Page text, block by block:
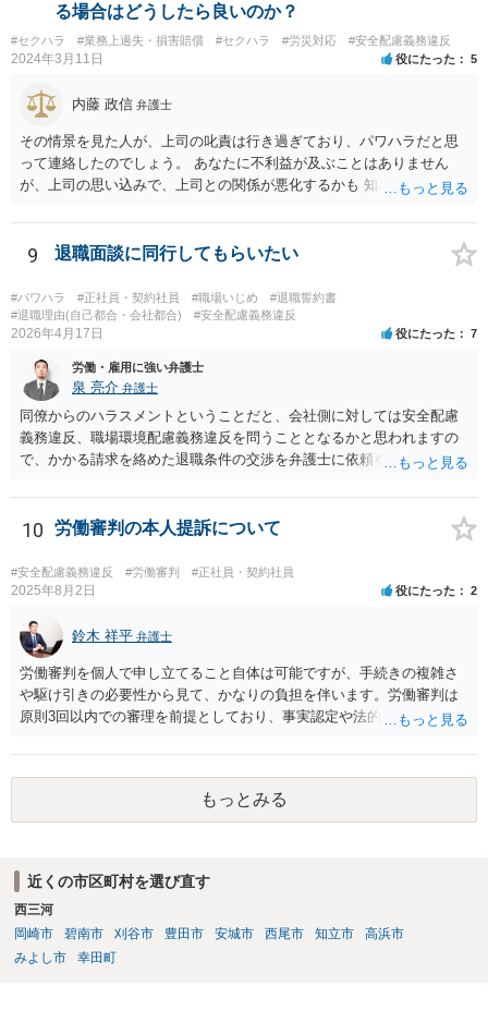
る場合はどうしたら良いのか？
#セクハラ #業務上過失・損害賠償 #セクハラ #労災対応 #安全配慮義務違反
2024年3月11日 役にたった 5
内藤 政信 弁護士
その情景を見た人が、上司の叱責は行き過ぎており、パワハラだと思
って連絡したのでしょう。 あなたに不利益が及ぶことはありません
が、上司の思い込みで、上司との関係が悪化するかも 知れませんね。
9 退職面談に同行してもらいたい
#パワハラ #正社員・契約社員 #職場いじめ
#退職誓約書
#退職理由(自己都合・会社都合)
#安全配慮義務違反
2026年4月17日 役にたった 7
労働・雇用に強い弁護士
泉 亮介 弁護士
同僚からのハラスメントということだと、会社側に対しては安全配慮
義務違反、職場環境配慮義務違反を問うこととなるかと思われますの
で、かかる請求を絡めた退職条件の交渉を弁護士に依頼をされた方が
くなり全て弁護士が窓口となるため精神的な負担も軽くなるでしょ
う。
10 労働審判の本人提訴について
#安全配慮義務違反 #労働審判 #正社員・契約社員
2025年8月2日 役にたった 2
鈴木 祥平 弁護士
労働審判を個人で申し立てること自体は可能ですが、手続きの複雑さ
や駆け引きの必要性から見て、かなりの負担を伴います。労働審判は
原則3回以内での審理を前提としており、事実認定や法的評価に加え
的判断が求められます。 申立書や証拠説明書を丁寧に作成されたこと
は評価されるべきですが、書面の出来だけで結果が決まるわけではあ
りません。審判委員会は、書面よりも実際のやり取りや和解に向けた
姿勢を重視します。したがって、書面のチェックだけを第三者に依頼
議を申し立てれば通常訴訟に移行します。その場合は、改めて訴訟の
主張立証をしなければならず、事実上ゼロからの再スタートとなりま
す。したがって、労働審判の場で和解を成立させることが最も現実的
かつ負担の少ない解決方法です。 本人申立てであっても、できれば労
もっとみる
近くの市区町村を選び直す
西三河
岡崎市
碧南市 刈谷市 豊田市 安城市 西尾市 知立市
高浜市
みよし市
幸田町